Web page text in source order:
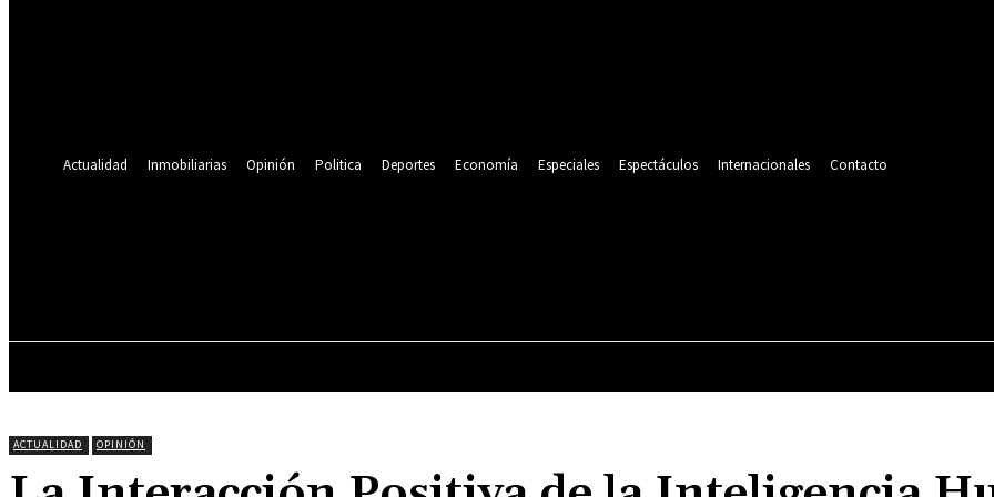
Actualidad
Inmobiliarias Opinión Politica Deportes Economía Especiales Espectáculos Internacionales Contacto
ACTUALIDAD OPINIÓN